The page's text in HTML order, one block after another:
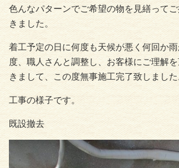
色んなパターンでご希望の物を見繕って
きました。
着工予定の日に何度も天候が悪く何回か
度、職人さんと調整し、お客様にご理解
きまして、この度無事施工完了致しました
工事の様子です。
既設撤去